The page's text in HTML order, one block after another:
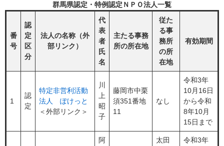
群馬県認定・特例認定ＮＰＯ法人一覧
番
号
認
定
区
分
法人の名称（外
部リンク）
代
表
者
氏
名
主たる事務
所の所在地
従た
る事
務所
の所
在地
有効期間
1
認
定
特定非営利活動
法人 ぽけっと
＜外部リンク＞
川
上
昭
子
藤岡市中栗
須351番地
11
なし
令和3年
10月16日
から令和
8年10月
15日まで
阿
太田
令和3年